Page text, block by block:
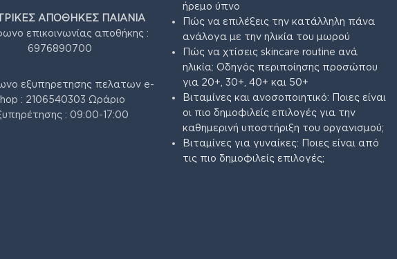
ΑΠΟΘΗΚΕΣ ΠΑΙΑΝΙΑ
επικοινωνίας αποθήκης :
6976890700
εξυπηρετησης πελατων e-
: 2106540303 Ωράριο
: 09:00-17:00
ήρεμο ύπνο
Πώς να επιλέξεις την κατάλληλη πάνα
ανάλογα με την ηλικία του μωρού
Πώς να χτίσεις skincare routine ανά
ηλικία: Οδηγός περιποίησης προσώπου
για 20+, 30+, 40+ και 50+
Βιταμίνες και ανοσοποιητικό: Ποιες είναι
οι πιο δημοφιλείς επιλογές για την
καθημερινή υποστήριξη του οργανισμού;
Βιταμίνες για γυναίκες: Ποιες είναι από
τις πιο δημοφιλείς επιλογές;